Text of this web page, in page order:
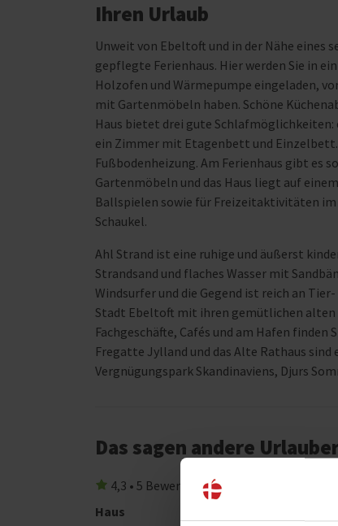
Ihren Urlaub
Unweit von Ebeltoft und in der Nähe eines
gepflegte Ferienhaus. Hier werden Sie in
Holzofen und Wärmepumpe eingeladen,
mit Gartenmöbeln haben. Schöne
Haus bietet drei gute
ein Zimmer mit Etagenbett und
Fußbodenheizung. Am Ferienhaus gibt es
Gartenmöbeln und das Haus liegt auf
Ballspielen sowie für Freizeitaktivitäten im
Schaukel.
Ahl Strand ist eine ruhige und äußerst
Strandsand und flaches Wasser mit
Windsurfer und die Gegend ist reich an
Stadt Ebeltoft mit ihren gemütlichen
Fachgeschäfte, Cafés und am Hafen finden
Fregatte Jylland und das Alte Rathaus
Vergnügungspark Skandinaviens, Djurs
Das sagen andere
4,3 • 5 Bewertungen
Haus